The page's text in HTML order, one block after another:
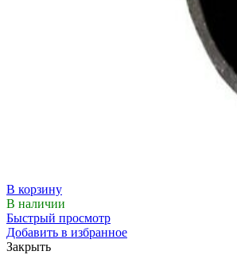
В корзину
В наличии
Быстрый просмотр
Добавить в избранное
Закрыть